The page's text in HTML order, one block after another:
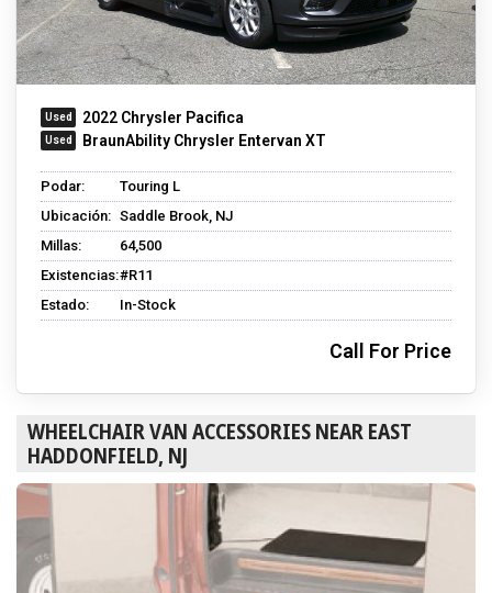
2022 Chrysler Pacifica
BraunAbility Chrysler Entervan XT
Podar:
Touring L
Ubicación: Saddle Brook, NJ
Millas:
64,500
Existencias:#R11
Estado:
In-Stock
Call For Price
WHEELCHAIR VAN ACCESSORIES NEAR EAST
HADDONFIELD, NJ